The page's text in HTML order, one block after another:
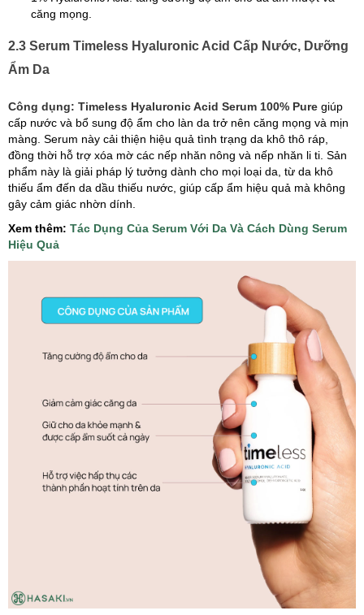
căng mọng.
2.3 Serum Timeless Hyaluronic Acid Cấp Nước, Dưỡng
Ẩm Da
Công dụng: Timeless Hyaluronic Acid Serum 100% Pure giúp
cấp nước và bổ sung độ ẩm cho làn da trở nên căng mọng và mịn
màng. Serum này cải thiện hiệu quả tình trạng da khô thô ráp,
đồng thời hỗ trợ xóa mờ các nếp nhăn nông và nếp nhăn li ti. Sản
phẩm này là giải pháp lý tưởng dành cho mọi loại da, từ da khô
thiếu ẩm đến da dầu thiếu nước, giúp cấp ẩm hiệu quả mà không
gây cảm giác nhờn dính.
Xem thêm: Tác Dụng Của Serum Với Da Và Cách Dùng Serum
Hiệu Quả